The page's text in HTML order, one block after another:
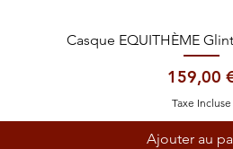
Aperçu
Casque EQUITHÈME
Prix
159,00
Taxe Incluse
Ajouter au